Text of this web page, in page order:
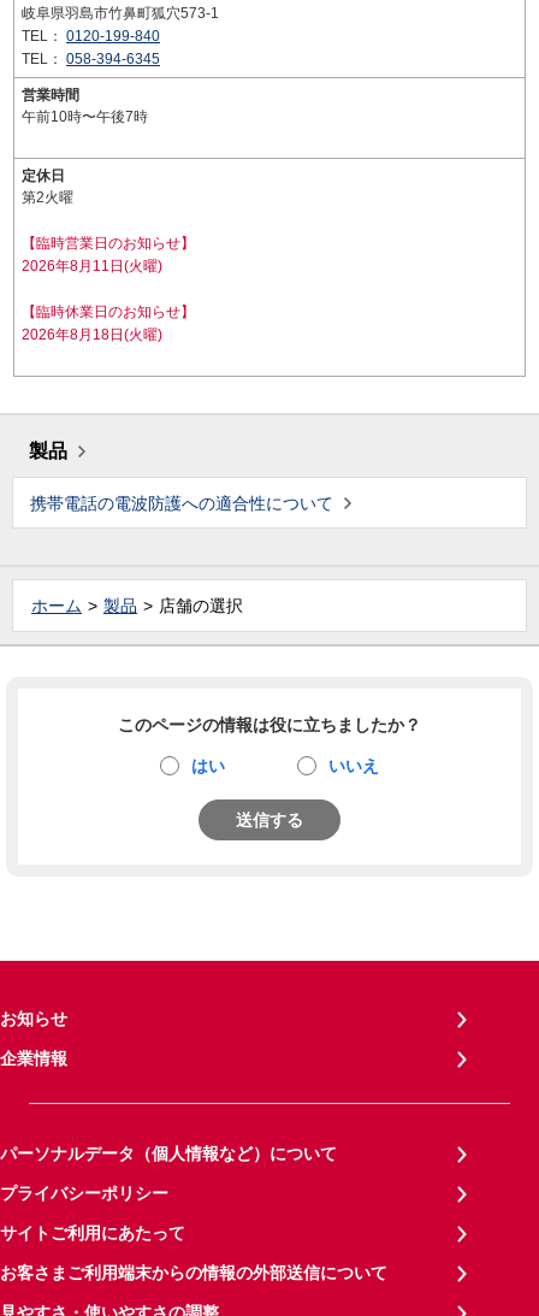
岐阜県羽島市竹鼻町狐穴573-1
TEL： 0120-199-840
TEL： 058-394-6345
営業時間
午前10時〜午後7時
定休日
第2火曜
【臨時営業日のお知らせ】
2026年8月11日(火曜)
【臨時休業日のお知らせ】
2026年8月18日(火曜)
製品
携帯電話の電波防護への適合性について
ホーム 製品 店舗の選択
このページの情報は役に立ちましたか？
はい いいえ
送信する
お知らせ
企業情報
パーソナルデータ（個人情報など）について
プライバシーポリシー
サイトご利用にあたって
お客さまご利用端末からの情報の外部送信について